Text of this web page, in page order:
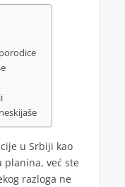
u Srbiji kao
planina, već ste
razloga ne